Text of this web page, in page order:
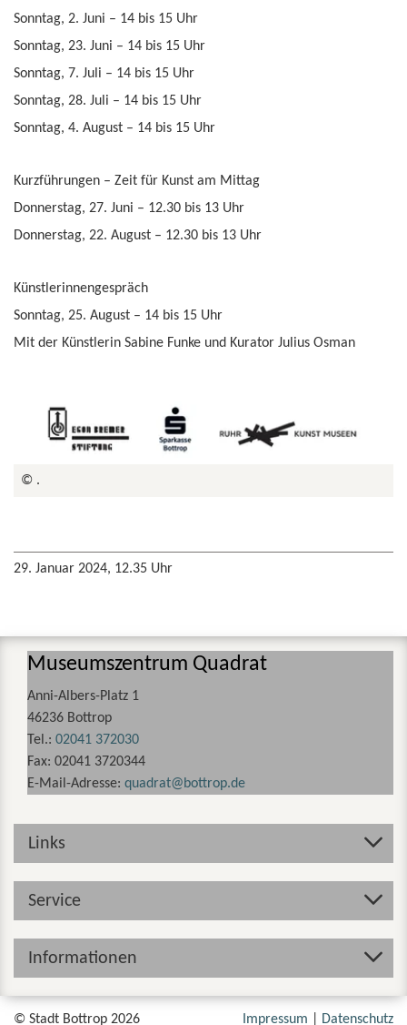
Sonntag, 2. Juni – 14 bis 15 Uhr
Sonntag, 23. Juni – 14 bis 15 Uhr
Sonntag, 7. Juli – 14 bis 15 Uhr
Sonntag, 28. Juli – 14 bis 15 Uhr
Sonntag, 4. August – 14 bis 15 Uhr
Kurzführungen – Zeit für Kunst am Mittag
Donnerstag, 27. Juni – 12.30 bis 13 Uhr
Donnerstag, 22. August – 12.30 bis 13 Uhr
Künstlerinnengespräch
Sonntag, 25. August – 14 bis 15 Uhr
Mit der Künstlerin Sabine Funke und Kurator Julius Osman
© .
29. Januar 2024, 12.35 Uhr
Museumszentrum Quadrat
Anni-Albers-Platz 1
46236 Bottrop
Tel.: 02041 372030
Fax: 02041 3720344
E-Mail-Adresse: quadrat bottrop de
Links
Service
Informationen
© Stadt Bottrop 2026 Impressum Datenschutz